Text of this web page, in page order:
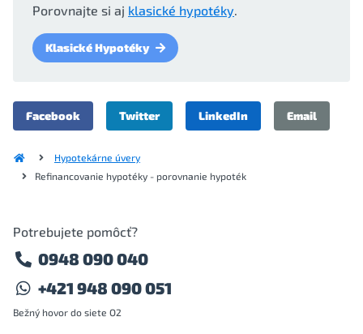
Porovnajte si aj klasické hypotéky.
Klasické Hypotéky
Facebook Twitter LinkedIn Email
Hypotekárne úvery
Refinancovanie hypotéky - porovnanie hypoték
Potrebujete pomôcť?
0948 090 040
+421 948 090 051
Bežný hovor do siete O2